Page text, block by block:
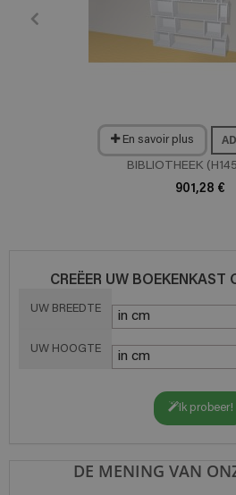
En savoir plus
BIBLIOTHEEK
901,28 €
CREËER UW
UW BREEDTE
UW HOOGTE
Ik probeer!
DE MENING VAN